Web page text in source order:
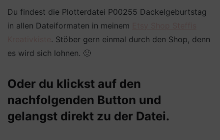
Du findest die Plotterdatei P00255 Dackelgeburtstag
in allen Dateiformaten in meinem
. Stöber gern einmal durch den Shop, denn
es wird sich lohnen. 🙂
Oder du klickst auf den
nachfolgenden Button und
gelangst direkt zu der Datei.